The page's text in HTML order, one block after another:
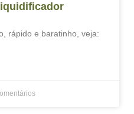
rápido e baratinho, veja: